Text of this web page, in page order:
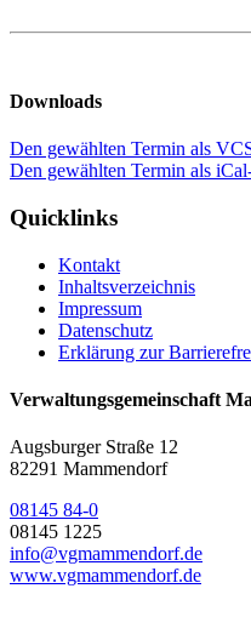
Downloads
Den gewählten Termin als
Den gewählten Termin als
Quicklinks
Kontakt
Inhaltsverzeichnis
Impressum
Datenschutz
Erklärung zur
Verwaltungsgemeinschaft
Augsburger Straße 12
82291 Mammendorf
08145 84-0
08145 1225
info@vgmammendorf.de
www.vgmammendorf.de